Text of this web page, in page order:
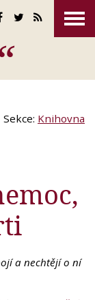
Sekce: Knihovna
a nechtějí o ní